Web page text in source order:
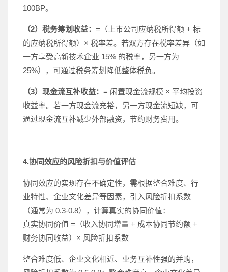
100BP。
（2）税务筹划收益： =（上市公司应纳税所得额 + 标
的应纳税所得额）× 税率差。若双方存在税率差异（如
一方享受高新技术企业 15% 的税率，另一方为
25%），可通过税务筹划降低整体税负。
（3）现金流互补收益： = 闲置现金流规模 × 平均投资
收益率。若一方现金流充裕，另一方现金流短缺，可
通过现金流互补减少外部融资，节约财务费用。
4.协同效应的风险折扣与价值评估
协同效应的实现存在不确定性，需根据整合难度、行
业特性、企业文化差异等因素，引入风险折扣系数
（通常为 0.3-0.8），计算真实的协同价值：
真实协同价值 =（收入协同增量 + 成本协同节约额 +
财务协同收益）× 风险折扣系数
整合难度低、企业文化相近、业务互补性强的并购，